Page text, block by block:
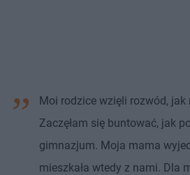
Moi rodzice wzięli rozwód, jak
Zaczęłam się buntować, jak
gimnazjum. Moja mama
mieszkała wtedy z nami. Dla